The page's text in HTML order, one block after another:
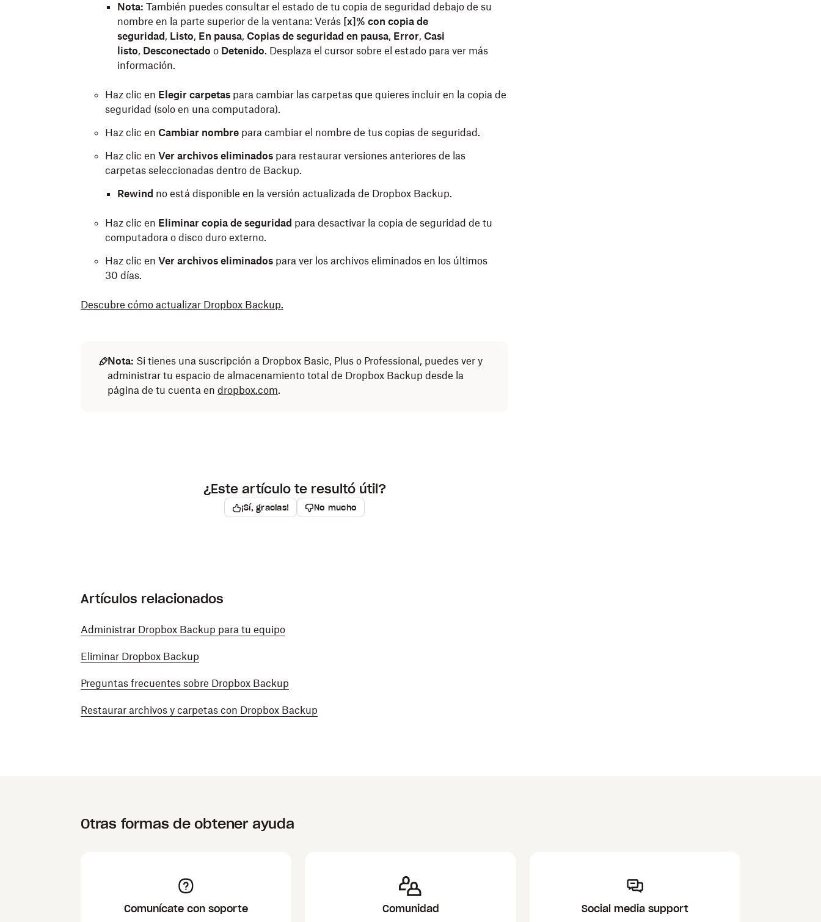
Nota: También puedes consultar el estado de tu copia de seguridad debajo de su
nombre en la parte superior de la ventana: Verás [x]% con copia de
seguridad , Listo, En pausa, Copias de seguridad en pausa, Error, Casi
listo, Desconectado o Detenido. Desplaza el cursor sobre el estado para ver más
información.
Haz clic en Elegir carpetas para cambiar las carpetas que quieres incluir en la copia de
seguridad (solo en una computadora).
Haz clic en Cambiar nombre para cambiar el nombre de tus copias de seguridad.
Haz clic en Ver archivos eliminados para restaurar versiones anteriores de las
carpetas seleccionadas dentro de Backup.
Rewind no está disponible en la versión actualizada de Dropbox Backup.
Haz clic en Eliminar copia de seguridad para desactivar la copia de seguridad de tu
computadora o disco duro externo.
Haz clic en Ver archivos eliminados para ver los archivos eliminados en los últimos
30 días.
Descubre cómo actualizar Dropbox Backup.
Nota: Si tienes una suscripción a Dropbox Basic, Plus o Professional, puedes ver y
administrar tu espacio de almacenamiento total de Dropbox Backup desde la
página de tu cuenta en dropbox.com.
¿Este artículo te resultó útil?
¡Sí, gracias! No mucho
Artículos relacionados
Administrar Dropbox Backup para tu equipo
Eliminar Dropbox Backup
Preguntas frecuentes sobre Dropbox Backup
Restaurar archivos y carpetas con Dropbox Backup
Otras formas de obtener ayuda
Comunícate con soporte Comunidad Social media support